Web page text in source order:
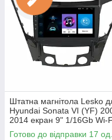
Штатна магнітола Lesko
Hyundai Sonata VI (YF)
2014 екран 9" 1/16Gb Wi-
Base GPS Android Хендай
Готово до відправки 17 од.